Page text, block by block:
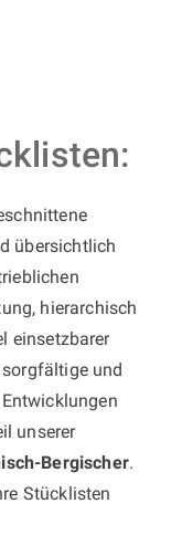
übersichtlich
hierarchisch
einsetzbarer
und
unserer
Bergischer.
Stücklisten